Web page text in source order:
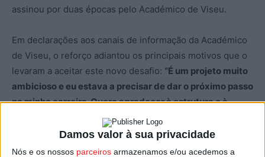
Damos valor à sua privacidade
Nós e os nossos parceiros armazenamos e/ou acedemos a
assinou por duas épocas pelo Académico de Viseu.
Em declarações aos canais de informação da Académico
de Viseu, o reforço adiantou os principais motivos que o
levaram a aceitar este novo desafio: “É um projeto muito
ambicioso e eu estava a precisar de dar o próximo passo
na minha carreira. Quero agradecer à estrutura e à
equipa técnica, que tiveram muito peso na minha
decisão e que acreditam em mim. Vou dar tudo por este
clube”.